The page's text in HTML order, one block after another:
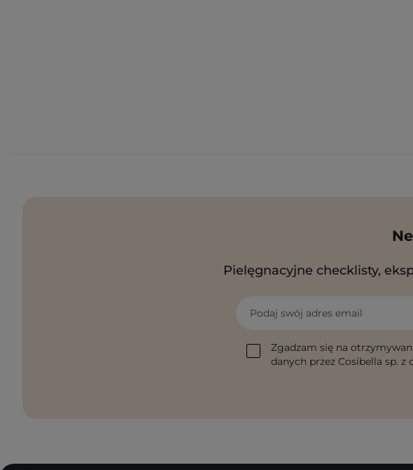
Pielęgnacyjne checklisty,
Podaj swój adres email
Zgadzam się na
danych przez Cosibella sp. z